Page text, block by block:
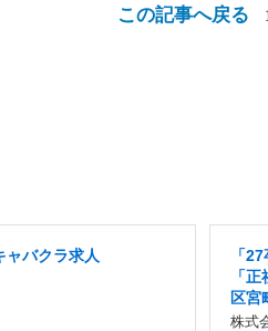
この記事へ戻る
ャバクラ求人
「
「
区宮
株式